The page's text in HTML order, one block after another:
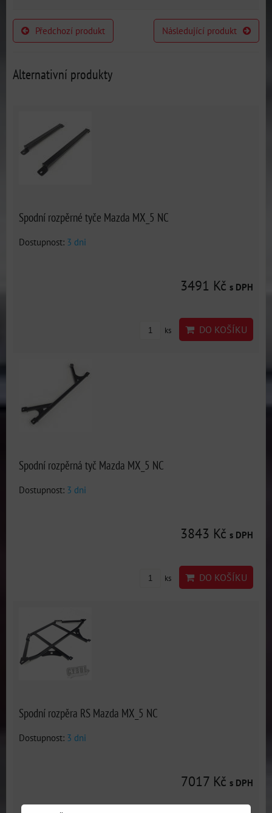
Předchozí produkt Následující produkt
Alternativní produkty
Spodní rozpěrné tyče Mazda MX_5 NC
Dostupnost: 3 dni
3491 Kč s DPH
ks DO KOŠÍKU
Spodní rozpěrná tyč Mazda MX_5 NC
Dostupnost: 3 dni
3843 Kč s DPH
ks DO KOŠÍKU
Spodní rozpěra RS Mazda MX_5 NC
Dostupnost: 3 dni
7017 Kč s DPH